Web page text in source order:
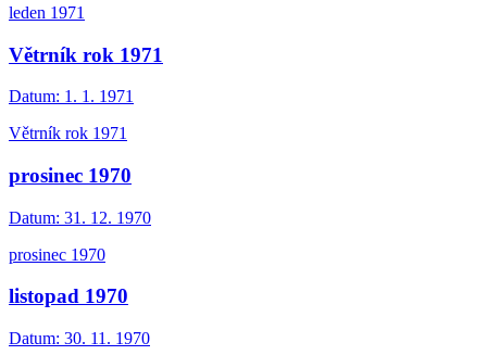
leden 1971
Větrník rok 1971
Datum: 1. 1. 1971
Větrník rok 1971
prosinec 1970
Datum: 31. 12. 1970
prosinec 1970
listopad 1970
Datum: 30. 11. 1970